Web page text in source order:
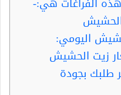
اليومي:
زيت الحشيش
توفر طلبك بجودة